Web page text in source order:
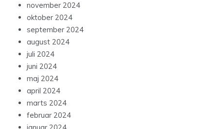
november 2024
oktober 2024
september 2024
august 2024
juli 2024
juni 2024
maj 2024
april 2024
marts 2024
februar 2024